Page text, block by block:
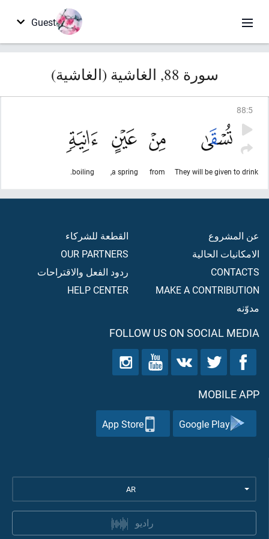
Guest
سورة 88, الغاشية (الغاشية)
88:5
They will be given to drink
from
a spring,
boiling.
عن المشروع
الامكانيات الحالية
CONTACTS
MAKE A CONTRIBUTION
مدوّنه
القطعة للشركاء
OUR PARTNERS
ردود الفعل والاقتراحات
HELP CENTER
FOLLOW US ON SOCIAL MEDIA
MOBILE APP
Google Play
App Store
AR
راديو